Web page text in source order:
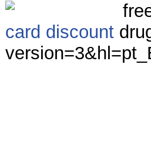
card discount